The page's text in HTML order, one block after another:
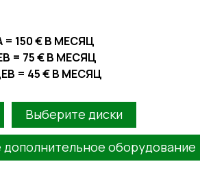
= 150 € В МЕСЯЦ
= 75 € В МЕСЯЦ
= 45 € В МЕСЯЦ
Выберите диски
оборудование